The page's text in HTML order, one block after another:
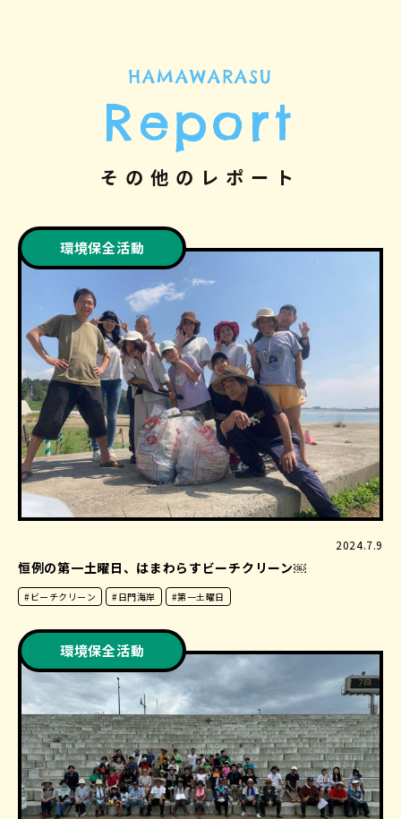
HAMAWARASU
Report
その他のレポート
環境保全活動
2024.7.9
恒例の第一土曜日、はまわらすビーチクリーン￼
#ビーチクリーン #日門海岸 #第一土曜日
環境保全活動